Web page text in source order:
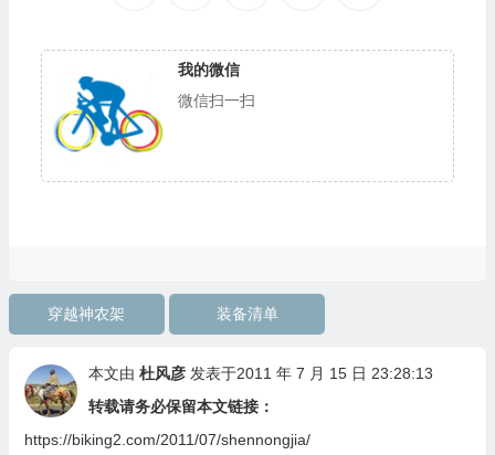
我的微信
微信扫一扫
穿越神农架 装备清单
本文由 杜风彦 发表于2011 年 7 月 15 日 23:28:13
转载请务必保留本文链接：
https://biking2.com/2011/07/shennongjia/